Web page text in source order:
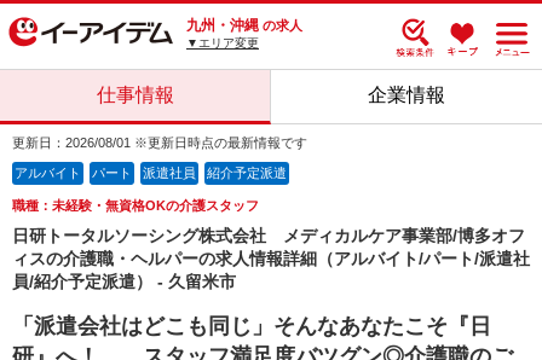
九州・沖縄 の求人
▼エリア変更
仕事情報 企業情報
更新日：2026/08/01 ※更新日時点の最新情報です
アルバイト パート 派遣社員 紹介予定派遣
職種：未経験・無資格OKの介護スタッフ
日研トータルソーシング株式会社 メディカルケア事業部/博多オフ
ィスの介護職・ヘルパーの求人情報詳細（アルバイト/パート/派遣社
員/紹介予定派遣） - 久留米市
「派遣会社はどこも同じ」そんなあなたこそ『日